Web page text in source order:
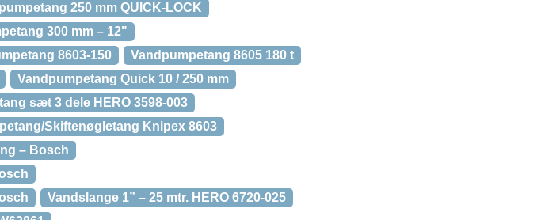
250 mm QUICK-LOCK
300 mm – 12"
8603-150
Vandpumpetang 8605 180 t
Vandpumpetang Quick 10 / 250 mm
sæt 3 dele HERO 3598-003
Skiftenøgletang Knipex 8603
– Bosch
Vandslange 1” – 25 mtr. HERO 6720-025